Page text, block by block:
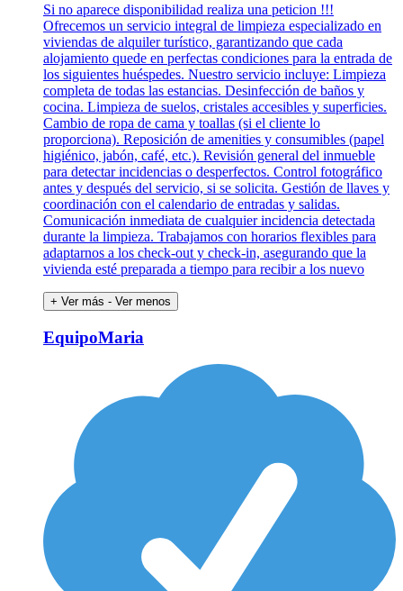
Si no aparece disponibilidad realiza una peticion !!!
Ofrecemos un servicio integral de limpieza especializado en
viviendas de alquiler turístico, garantizando que cada
alojamiento quede en perfectas condiciones para la entrada de
los siguientes huéspedes. Nuestro servicio incluye: Limpieza
completa de todas las estancias. Desinfección de baños y
cocina. Limpieza de suelos, cristales accesibles y superficies.
Cambio de ropa de cama y toallas (si el cliente lo
proporciona). Reposición de amenities y consumibles (papel
higiénico, jabón, café, etc.). Revisión general del inmueble
para detectar incidencias o desperfectos. Control fotográfico
antes y después del servicio, si se solicita. Gestión de llaves y
coordinación con el calendario de entradas y salidas.
Comunicación inmediata de cualquier incidencia detectada
durante la limpieza. Trabajamos con horarios flexibles para
adaptarnos a los check-out y check-in, asegurando que la
vivienda esté preparada a tiempo para recibir a los nuevo
+ Ver más - Ver menos
EquipoMaria